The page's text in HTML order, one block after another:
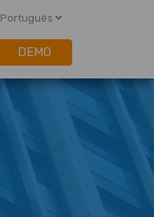
Português
DEMO